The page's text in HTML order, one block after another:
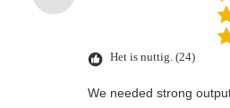
Het is nuttig. (24)
We needed strong